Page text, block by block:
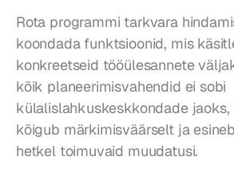
Rota programmi tarkvara
koondada funktsioonid, mis
konkreetseid tööülesannete
kõik planeerimisvahendid ei sobi
külalislahkuskeskkondade jaoks,
kõigub märkimisväärselt ja
hetkel toimuvaid muudatusi.